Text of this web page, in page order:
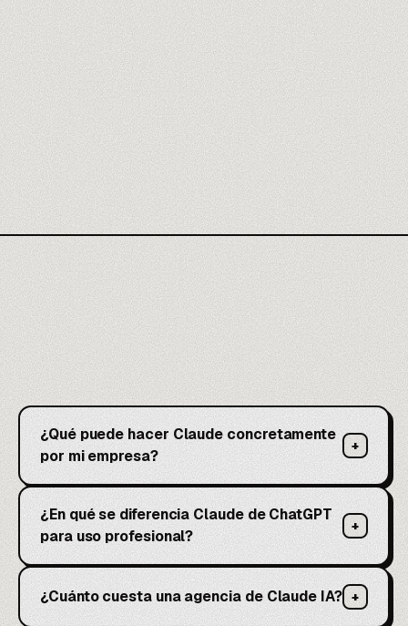
¿Qué puede hacer Claude concretamente
por mi empresa?
+
¿En qué se diferencia Claude de ChatGPT
para uso profesional?
+
¿Cuánto cuesta una agencia de Claude IA? +